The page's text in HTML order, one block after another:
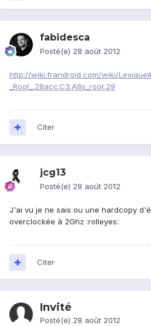
fabidesca
Posté(e) 28 août 2012
http://wiki.frandroid.com/wiki/
_Root_.28acc.C3.A8s_root.29
Citer
jcg13
Posté(e) 28 août 2012
J'ai vu je ne sais ou une hardcopy
overclockée à 2Ghz :rolleyes:
Citer
Invité
Posté(e) 28 août 2012